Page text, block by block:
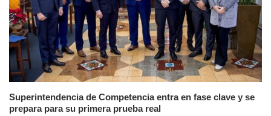
Superintendencia de Competencia entra en fase clave y se
prepara para su primera prueba real